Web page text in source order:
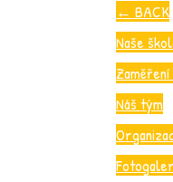
← BACK
Naše
Náš tým